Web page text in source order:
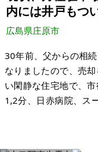
ますが、バスは土日
内には井戸もつ
広島県庄原市
30年前、父からの相
なりましたので、売
い閑静な住宅地で、
1,2分、日赤病院、ス